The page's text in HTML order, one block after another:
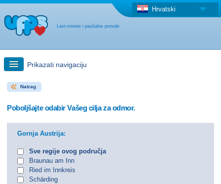
Last-minute i paušalne ponude
Hrvatski
Prikazati navigaciju
Brzo traženje
Druga država
Natrag
Poboljšajte odabir Vašeg cilja za odmor.
Gornja Austrija:
Sve regije ovog područja
Braunau am Inn
Ried im Innkreis
Schärding